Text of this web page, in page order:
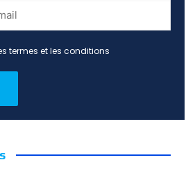
termes et les conditions